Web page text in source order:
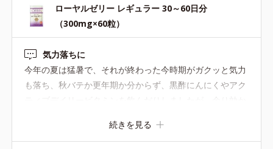
ローヤルゼリー レギュラー 30～60日分
（300mg×60粒）
気力落ちに
今年の夏は猛暑で、それが終わった今時期がガクッと気力
も落ち、秋バテか更年期か分からず、黒酢にんにくやアク
購入しました。私にはこちらが合っていた様で、エクラエ
続きを見る